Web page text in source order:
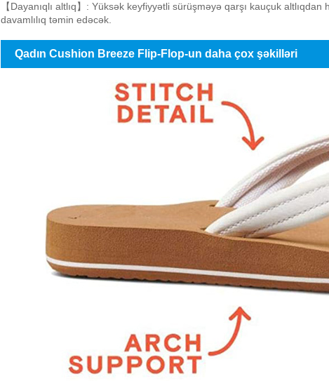
【Dayanıqlı altlıq】: Yüksək keyfiyyətli sürüşməyə qarşı kauçuk
davamlılıq təmin edəcək.
Qadın Cushion Breeze Flip-Flop-un daha çox şəkilləri